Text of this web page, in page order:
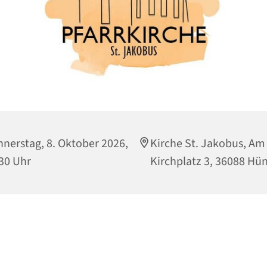
8. Oktober 2026,
Uhr
Kirche St. Jakobus, Am
Kirchplatz 3, 36088